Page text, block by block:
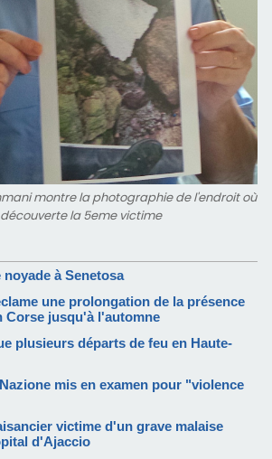
montre la photographie de l'endroit où
la 5eme victime
à Senetosa
une prolongation de la présence
Corse jusqu'à l'automne
plusieurs départs de feu en Haute-
mis en examen pour "violence
victime d'un grave malaise
d'Ajaccio